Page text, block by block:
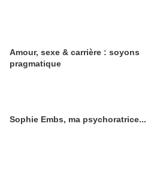
Amour, sexe & carrière : soyons
pragmatique
Sophie Embs, ma psychoratrice...